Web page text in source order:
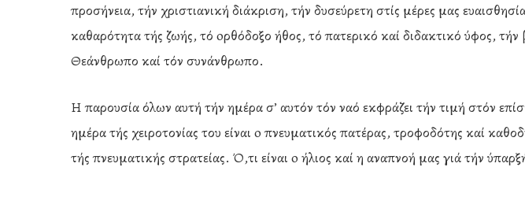
προσήνεια, τήν χριστιανική διάκριση, τήν δυσεύρετη στίς μέρες μας
καθαρότητα τής ζωής, τό oρθόδοξο ήθος, τό πατερικό καί διδακτικό ύφος,
Θεάνθρωπο καί τόν συνάνθρωπο.
Η παρουσία όλων αυτή τήν ημέρα σ’ αυτόν τόν ναό εκφράζει τήν τιμή στόν
ημέρα τής χειροτονίας του είναι o πνευματικός πατέρας, τροφοδότης καί
τής πνευματικής στρατείας. Ό,τι είναι o ήλιος καί η αναπνοή μας γιά τήν